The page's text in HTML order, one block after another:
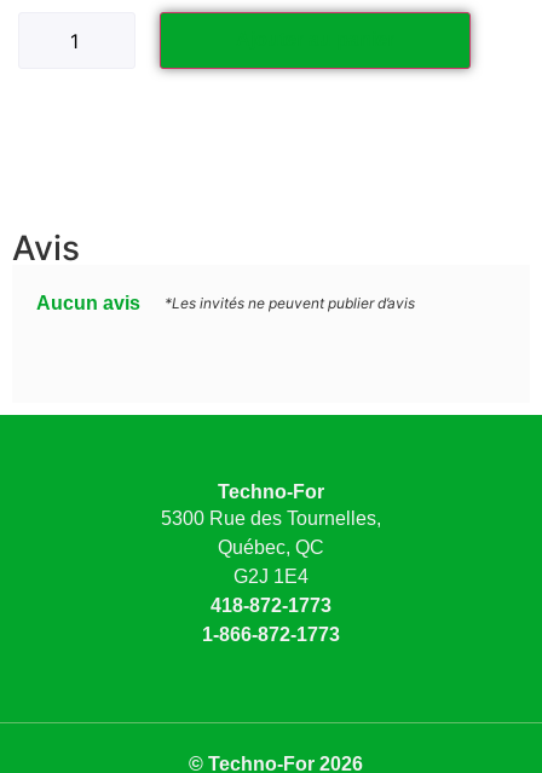
Avis
Aucun avis *Les invités ne peuvent publier d’avis
Techno-For
5300 Rue des Tournelles,
Québec, QC
G2J 1E4
418-872-1773
1-866-872-1773
© Techno-For 2026